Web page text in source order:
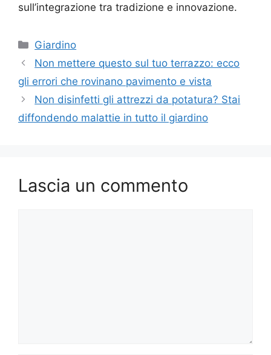
sull’integrazione tra tradizione e innovazione.
Categorie
Giardino
Non mettere questo sul tuo terrazzo: ecco
gli errori che rovinano pavimento e vista
Non disinfetti gli attrezzi da potatura? Stai
diffondendo malattie in tutto il giardino
Lascia un commento